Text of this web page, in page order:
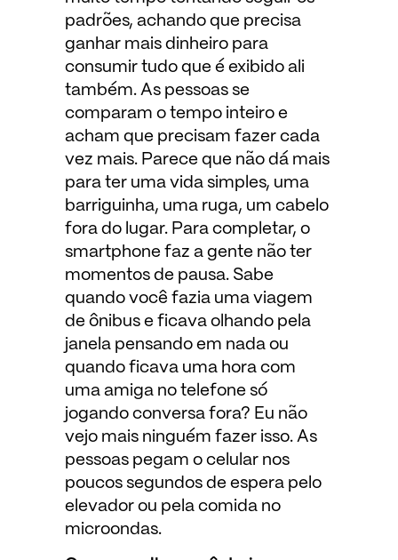
padrões, achando que precisa
ganhar mais dinheiro para
consumir tudo que é exibido ali
também. As pessoas se
comparam o tempo inteiro e
acham que precisam fazer cada
vez mais. Parece que não dá mais
para ter uma vida simples, uma
barriguinha, uma ruga, um cabelo
fora do lugar. Para completar, o
smartphone faz a gente não ter
momentos de pausa. Sabe
quando você fazia uma viagem
de ônibus e ficava olhando pela
janela pensando em nada ou
quando ficava uma hora com
uma amiga no telefone só
jogando conversa fora? Eu não
vejo mais ninguém fazer isso. As
pessoas pegam o celular nos
poucos segundos de espera pelo
elevador ou pela comida no
microondas.